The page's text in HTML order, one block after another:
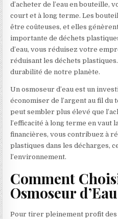
d’acheter de l’eau en bouteille,
court et à long terme. Les
être coûteuses, et elles
importante de déchets
d’eau, vous réduisez votre
réduisant les déchets
durabilité de notre planète.
Un osmoseur d’eau est un
économiser de l’argent au fil du
peut sembler plus élevé que
l’efficacité à long terme en vaut
financières, vous contribuez à
plastiques dans les décharges,
l’environnement.
Comment
Osmoseur d’Eau
Pour tirer pleinement profit des